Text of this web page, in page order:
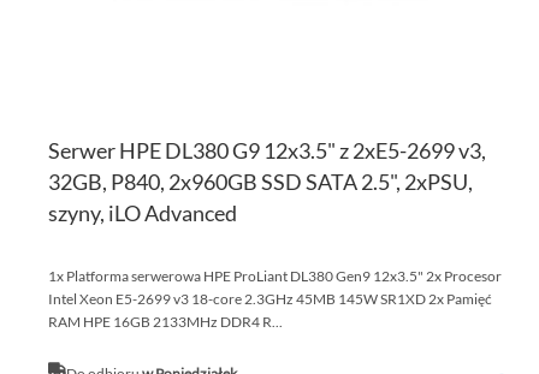
Serwer HPE DL380 G9 12x3.5" z 2xE5-2699 v3,
32GB, P840, 2x960GB SSD SATA 2.5", 2xPSU,
szyny, iLO Advanced
1x Platforma serwerowa HPE ProLiant DL380 Gen9 12x3.5" 2x Procesor
Intel Xeon E5-2699 v3 18-core 2.3GHz 45MB 145W SR1XD 2x Pamięć
RAM HPE 16GB 2133MHz DDR4 R...